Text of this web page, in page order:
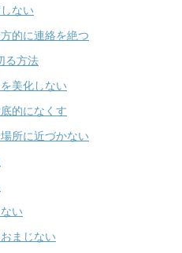
ない
的に連絡を絶つ
る方法
美化しない
的になくす
所に近づかない
い
まじない